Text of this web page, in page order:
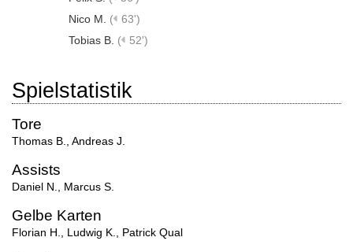
Nico M.
(
63')
Tobias B. ( 52')
Spielstatistik
Tore
Thomas B. Andreas J.
Assists
Daniel N. Marcus S.
Gelbe Karten
Florian H. Ludwig K. Patrick Qual